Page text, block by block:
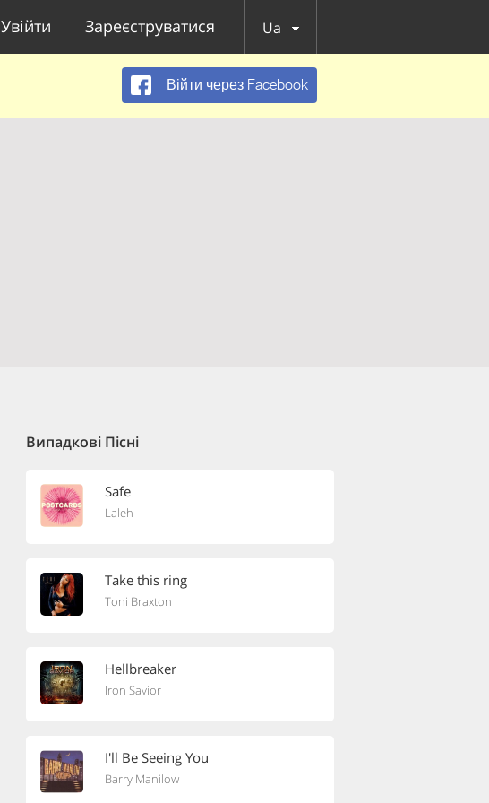
Увійти Зареєструватися Ua
Війти через Facebook
Випадкові Пісні
Safe
Laleh
Take this ring
Toni Braxton
Hellbreaker
Iron Savior
I'll Be Seeing You
Barry Manilow